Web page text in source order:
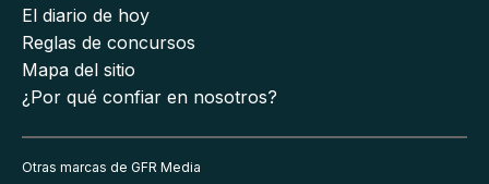
El diario de hoy
Reglas de concursos
Mapa del sitio
¿Por qué confiar en nosotros?
Otras marcas de GFR Media